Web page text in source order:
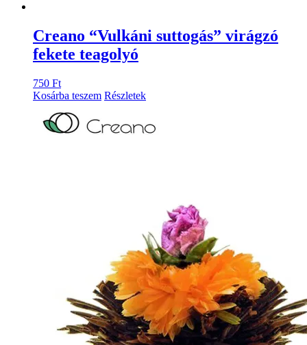
Creano “Vulkáni suttogás” virágzó
fekete teagolyó
750 Ft
Kosárba teszem Részletek